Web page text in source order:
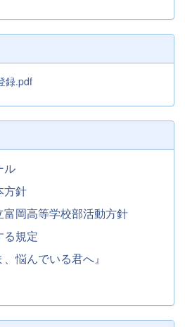
録.pdf
ル
方針
岡高等学校部活動方針
る規定
悩んでいる君へ』